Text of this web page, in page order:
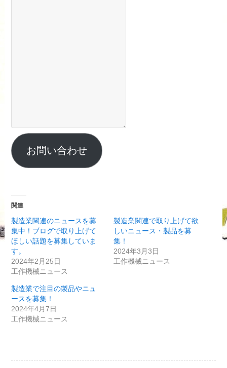
お問い合わせ
関連
製造業関連のニュースを募
集中！ブログで取り上げて
ほしい話題を募集していま
す。
2024年2月25日
工作機械ニュース
製造業関連で取り上げて欲
しいニュース・製品を募
集！
2024年3月3日
工作機械ニュース
製造業で注目の製品やニュ
ースを募集！
2024年4月7日
工作機械ニュース